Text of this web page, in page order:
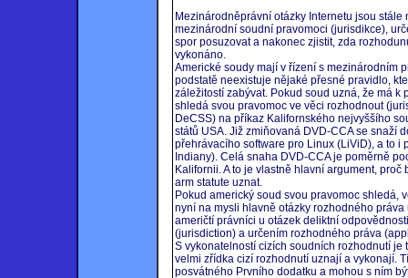
Mezinárodněprávní otázky Internetu jsou
mezinárodní soudní pravomoci (jurisdikce),
spor posuzovat a nakonec zjistit, zda
vykonáno.
Americké soudy mají v řízení s mezinárodním
podstatě neexistuje nějaké přesné pravidlo,
záležitostí zabývat. Pokud soud uzná, že má k
shledá svou pravomoc ve věci rozhodnout
DeCSS) na příkaz Kalifornského nejvyššího
států USA. Již zmiňovaná DVD-CCA se snaží
přehrávacího software pro Linux (LiViD), a to i
Indiany). Celá snaha DVD-CCA je poměrně
Kalifornii. A to je vlastně hlavní argument,
arm statute uznat.
Pokud americký soud svou pravomoc shledá,
nyní na mysli hlavně otázky rozhodného
američtí právníci u otázek deliktní
(jurisdiction) a určením rozhodného práva
S vykonatelností cizích soudních rozhodnutí
velmi zřídka cizí rozhodnutí uznají a vykonají.
posvátného Prvního dodatku a mohou s ním